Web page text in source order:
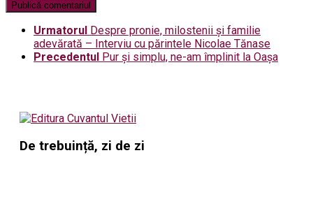
Urmatorul Despre pronie, milostenii și familie
adevărată – Interviu cu părintele Nicolae Tănase
Precedentul Pur şi simplu, ne-am împlinit la Oaşa
De trebuință, zi de zi